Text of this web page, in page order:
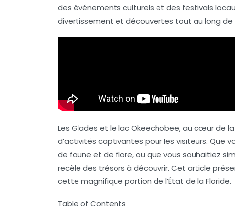
des événements culturels et des festivals
divertissement et découvertes tout au long de
Les Glades et le lac Okeechobee, au cœur de
d’activités captivantes pour les visiteurs. Que
de faune et de flore, ou que vous souhaitiez
recèle des trésors à découvrir. Cet article
cette magnifique portion de l’État de la Floride.
Table of Contents